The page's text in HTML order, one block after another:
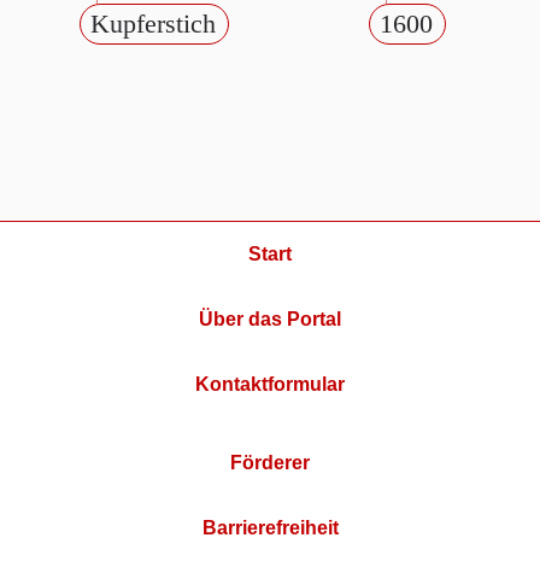
Kupferstich 1600
Start
Über das Portal
Kontaktformular
Förderer
Barrierefreiheit